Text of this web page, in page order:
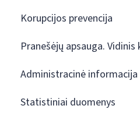
Korupcijos prevencija
Pranešėjų apsauga. Vidinis
Administracinė informacija
Statistiniai duomenys